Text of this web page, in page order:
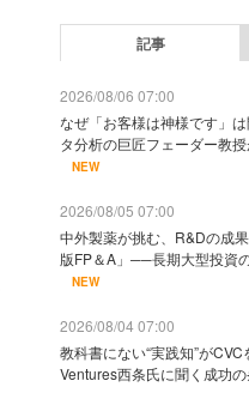
記事
2026/08/06 07:00
なぜ「お客様は神様です」
タ分析の巨匠フェーダー教
NEW
2026/08/05 07:00
中外製薬が挑む、R&Dの成
版FP＆A」──長期大型投資
NEW
2026/08/04 07:00
教科書にない“実践知”が
Ventures西条氏に聞く成功